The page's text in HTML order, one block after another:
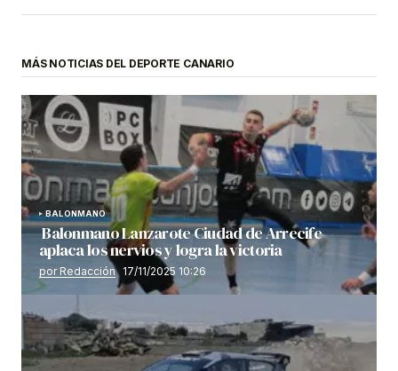
MÁS NOTICIAS DEL DEPORTE CANARIO
BALONMANO
Balonmano Lanzarote Ciudad de Arrecife
aplaca los nervios y logra la victoria
por Redacción 17/11/2025 10:26